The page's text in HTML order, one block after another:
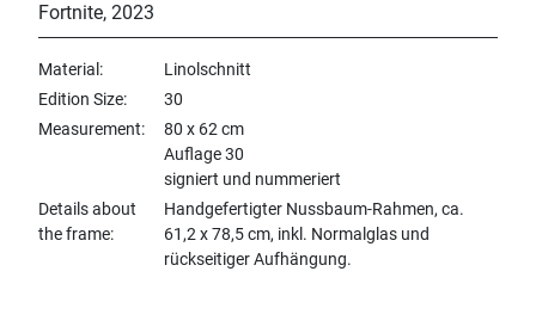
Fortnite, 2023
Material
Linolschnitt
Edition Size
30
Measurement
80 x 62 cm
Auflage 30
signiert und nummeriert
Details about
the frame
Handgefertigter Nussbaum-Rahmen, ca.
61,2 x 78,5 cm, inkl. Normalglas und
rückseitiger Aufhängung.